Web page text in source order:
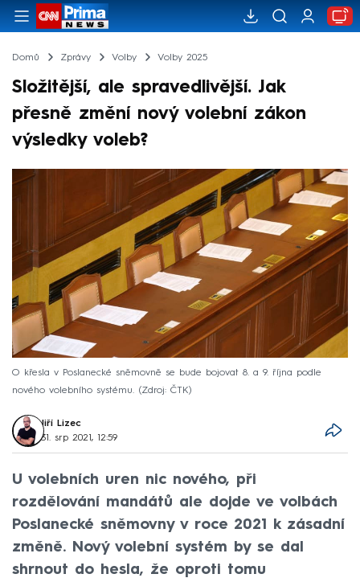
Domů Zprávy Volby Volby 2025
Složitější, ale spravedlivější. Jak
přesně změní nový volební zákon
výsledky voleb?
O křesla v Poslanecké sněmovně se bude bojovat 8. a 9. října podle
nového volebního systému.
Zdroj: ČTK
Jiří Lizec
31. srp 2021, 12:59
U volebních uren nic nového, při
rozdělování mandátů ale dojde ve volbách
Poslanecké sněmovny v roce 2021 k zásadní
změně. Nový volební systém by se dal
shrnout do hesla, že oproti tomu